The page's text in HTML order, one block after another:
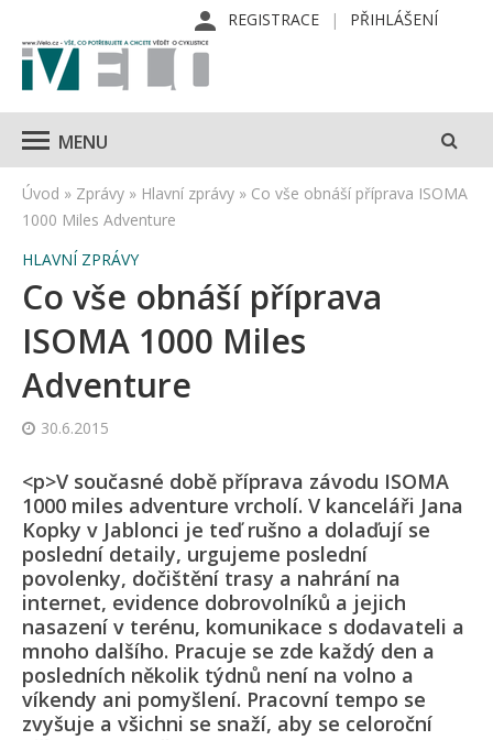
REGISTRACE PŘIHLÁŠENÍ
MENU
Úvod » Zprávy » Hlavní zprávy » Co vše obnáší příprava ISOMA
1000 Miles Adventure
HLAVNÍ ZPRÁVY
Co vše obnáší příprava
ISOMA 1000 Miles
Adventure
30.6.2015
<p>V současné době příprava závodu ISOMA
1000 miles adventure vrcholí. V kanceláři Jana
Kopky v Jablonci je teď rušno a dolaďují se
poslední detaily, urgujeme poslední
povolenky, dočištění trasy a nahrání na
internet, evidence dobrovolníků a jejich
nasazení v terénu, komunikace s dodavateli a
mnoho dalšího. Pracuje se zde každý den a
posledních několik týdnů není na volno a
víkendy ani pomyšlení. Pracovní tempo se
zvyšuje a všichni se snaží, aby se celoroční